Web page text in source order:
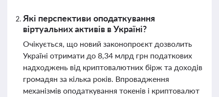
Які перспективи оподаткування
віртуальних активів в Україні?
Очікується, що новий законопроєкт дозволить
Україні отримати до 8,34 млрд грн податкових
надходжень від криптовалютних бірж та доходів
громадян за кілька років. Впровадження
механізмів оподаткування токенів і криптовалют